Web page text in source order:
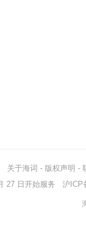
关于海词 - 版权声明 -
27 日开始服务 沪ICP